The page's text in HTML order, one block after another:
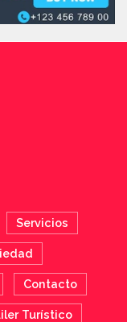
Servicios
Contacto
Turístico